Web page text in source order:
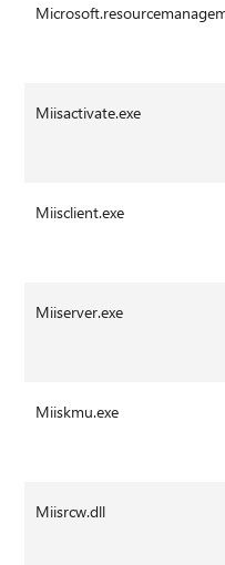
Miisactivate.exe
Miisclient.exe
Miiserver.exe
Miiskmu.exe
Miisrcw.dll